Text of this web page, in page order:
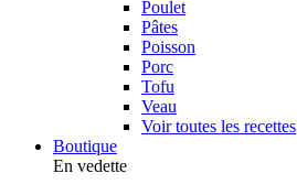
Poulet
Pâtes
Poisson
Porc
Tofu
Veau
Voir toutes les recettes
Boutique
En vedette